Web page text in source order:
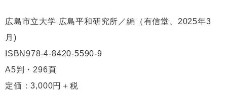
広島市立大学 広島平和研究所／編（有信堂、2025年3
月)
ISBN978-4-8420-5590-9
A5判・296頁
定価：3,000円＋税